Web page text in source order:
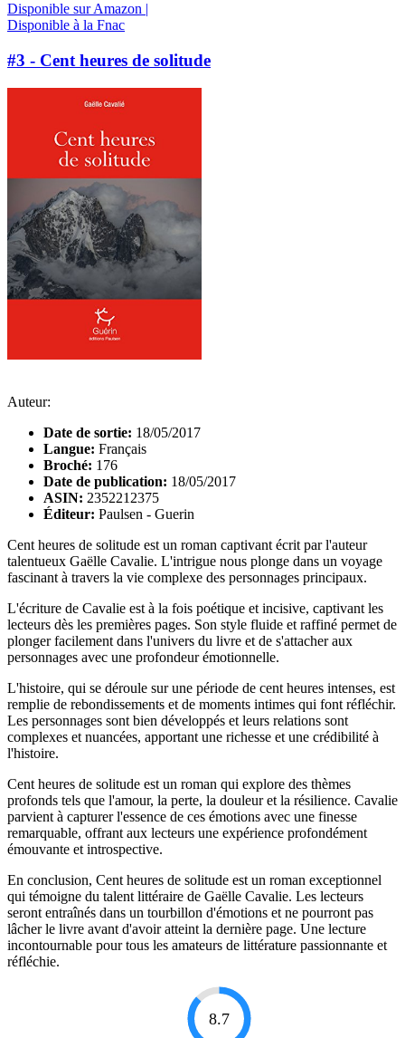
Disponible sur Amazon |
Disponible à la Fnac
#3 - Cent heures de solitude
Auteur:
Date de sortie: 18/05/2017
Langue: Français
Broché: 176
Date de publication: 18/05/2017
ASIN: 2352212375
Éditeur: Paulsen - Guerin
Cent heures de solitude est un roman captivant écrit par l'auteur
talentueux Gaëlle Cavalie. L'intrigue nous plonge dans un voyage
fascinant à travers la vie complexe des personnages principaux.
L'écriture de Cavalie est à la fois poétique et incisive, captivant les
lecteurs dès les premières pages. Son style fluide et raffiné permet de
plonger facilement dans l'univers du livre et de s'attacher aux
personnages avec une profondeur émotionnelle.
L'histoire, qui se déroule sur une période de cent heures intenses, est
remplie de rebondissements et de moments intimes qui font réfléchir.
Les personnages sont bien développés et leurs relations sont
complexes et nuancées, apportant une richesse et une crédibilité à
l'histoire.
Cent heures de solitude est un roman qui explore des thèmes
profonds tels que l'amour, la perte, la douleur et la résilience. Cavalie
parvient à capturer l'essence de ces émotions avec une finesse
remarquable, offrant aux lecteurs une expérience profondément
émouvante et introspective.
En conclusion, Cent heures de solitude est un roman exceptionnel
qui témoigne du talent littéraire de Gaëlle Cavalie. Les lecteurs
seront entraînés dans un tourbillon d'émotions et ne pourront pas
lâcher le livre avant d'avoir atteint la dernière page. Une lecture
incontournable pour tous les amateurs de littérature passionnante et
réfléchie.
8.7